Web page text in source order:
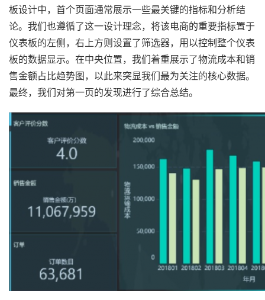
板设计中，首个页面通常展示一些最关键的指标和分析结
论。我们也遵循了这一设计理念，将该电商的重要指标置于
仪表板的左侧，右上方则设置了筛选器，用以控制整个仪表
板的数据显示。在中央位置，我们着重展示了物流成本和销
售金额占比趋势图，以此来突显我们最为关注的核心数据。
最终，我们对第一页的发现进行了综合总结。